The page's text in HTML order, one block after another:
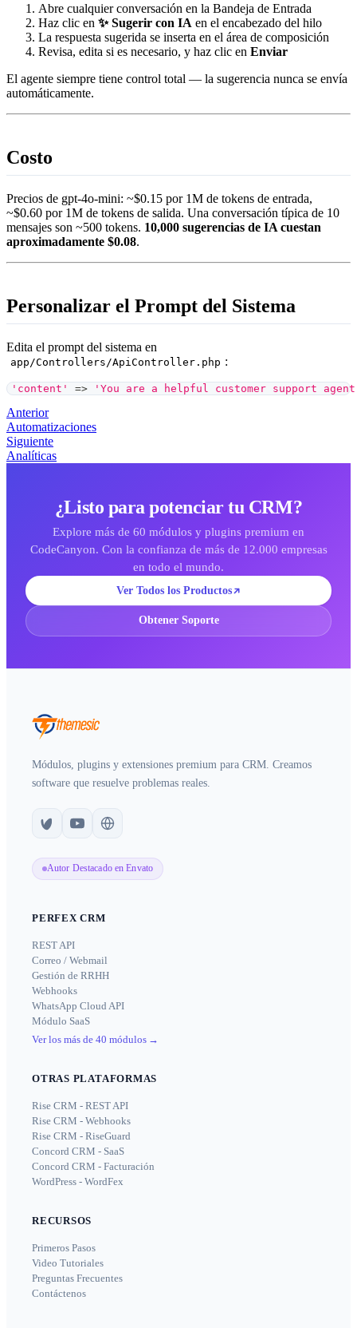
Abre cualquier conversación en la Bandeja de Entrada
Haz clic en ✨ Sugerir con IA en el encabezado del hilo
La respuesta sugerida se inserta en el área de composición
Revisa, edita si es necesario, y haz clic en Enviar
El agente siempre tiene control total — la sugerencia nunca se envía
automáticamente.
Costo
Precios de gpt-4o-mini: ~$0.15 por 1M de tokens de entrada,
~$0.60 por 1M de tokens de salida. Una conversación típica de 10
mensajes son ~500 tokens. 10,000 sugerencias de IA cuestan
aproximadamente $0.08.
Personalizar el Prompt del Sistema
Edita el prompt del sistema en
app/Controllers/ApiController.php :
'content' => 'You are a helpful customer support
Anterior
Automatizaciones
Siguiente
Analíticas
¿Listo para potenciar tu CRM?
Explore más de 60 módulos y plugins premium en
CodeCanyon. Con la confianza de más de 12.000 empresas
en todo el mundo.
Ver Todos los Productos
Obtener Soporte
Módulos, plugins y extensiones premium para CRM. Creamos
software que resuelve problemas reales.
Autor Destacado en Envato
PERFEX CRM
REST API
Correo / Webmail
Gestión de RRHH
Webhooks
WhatsApp Cloud API
Módulo SaaS
Ver los más de 40 módulos →
OTRAS PLATAFORMAS
Rise CRM - REST API
Rise CRM - Webhooks
Rise CRM - RiseGuard
Concord CRM - SaaS
Concord CRM - Facturación
WordPress - WordFex
RECURSOS
Primeros Pasos
Video Tutoriales
Preguntas Frecuentes
Contáctenos